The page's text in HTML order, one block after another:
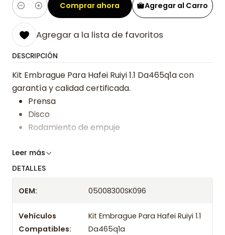
Cantidad
Agregar al Carro
Comprar ahora
Agregar a la lista de favoritos
DESCRIPCIÓN
Kit Embrague Para Hafei Ruiyi 1.1 Da465q1a con
garantía y calidad certificada.
Prensa
Disco
Rodamiento de empuje
Somos especialistas en embragues desde 2019,
tienda previo correo de confirmación.
Leer más
DETALLES
OEM: 05008300SK096
Vehículos
Compatibles:
Kit Embrague Para Hafei Ruiyi 1.1
Da465q1a